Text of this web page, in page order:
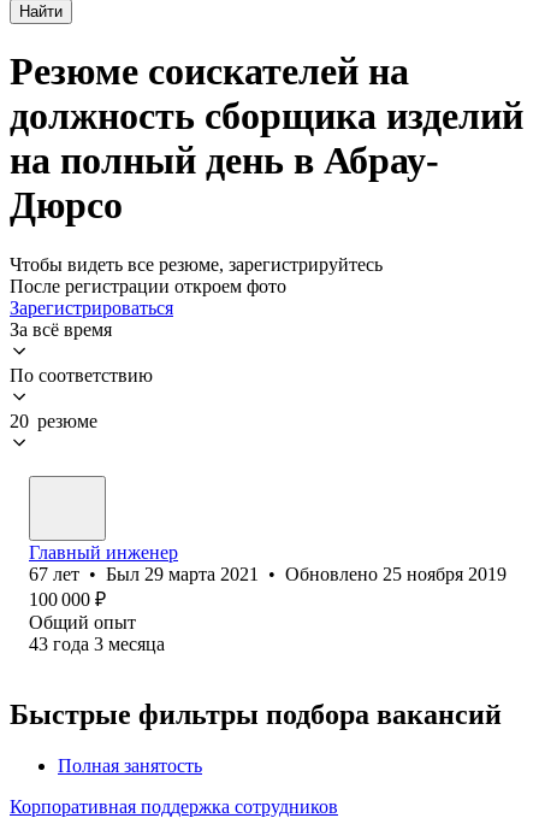
Найти
Резюме соискателей на
должность сборщика изделий
на полный день в Абрау-
Дюрсо
Чтобы видеть все резюме, зарегистрируйтесь
После регистрации откроем фото
Зарегистрироваться
За всё время
По соответствию
20 резюме
Главный инженер
67 лет • Был 29 марта 2021 • Обновлено 25 ноября 2019
100 000 ₽
Общий опыт
43 года 3 месяца
Быстрые фильтры подбора вакансий
Полная занятость
Корпоративная поддержка сотрудников